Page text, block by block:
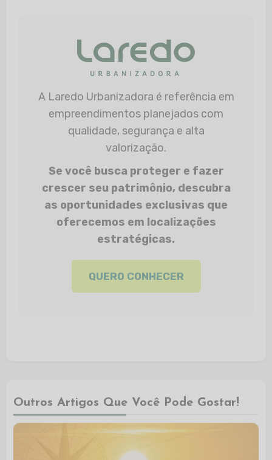
A Laredo Urbanizadora é referência em
empreendimentos planejados com
qualidade, segurança e alta
valorização.
Se você busca proteger e fazer
crescer seu patrimônio, descubra
as oportunidades exclusivas que
oferecemos em localizações
estratégicas.
QUERO CONHECER
Outros Artigos Que Você Pode Gostar!